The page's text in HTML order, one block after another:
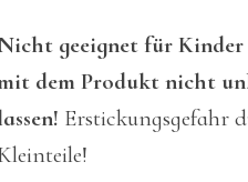
geeignet für
dem Produkt nicht
Erstickungsgefahr